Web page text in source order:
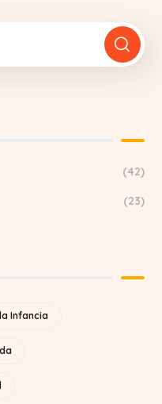
(42)
(23)
Infancia